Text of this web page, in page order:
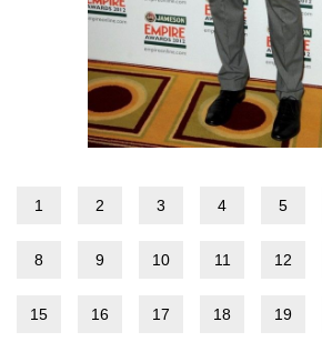
1 2 3 4 5
8 9 10 11 12
15 16 17 18 19